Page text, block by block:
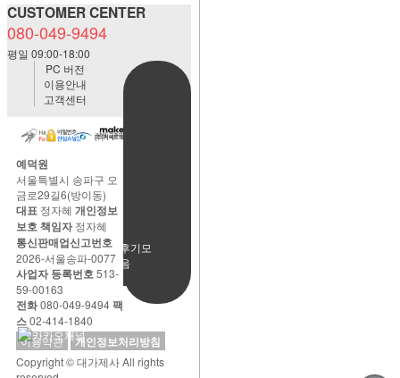
CUSTOMER CENTER
080-049-9494
평일 09:00-18:00
사용후기모
음
PC 버전
이용안내
고객센터
예덕원
서울특별시 송파구 오
금로29길6(방이동)
대표 정자혜 개인정보
보호 책임자정자혜
통신판매업신고번호
2026-서울송파-0077
사업자 등록번호513-
59-00163
전화080-049-9494팩
스02-414-1840
이용약관
개인정보처리방침
Copyright © 대가제사 All rights